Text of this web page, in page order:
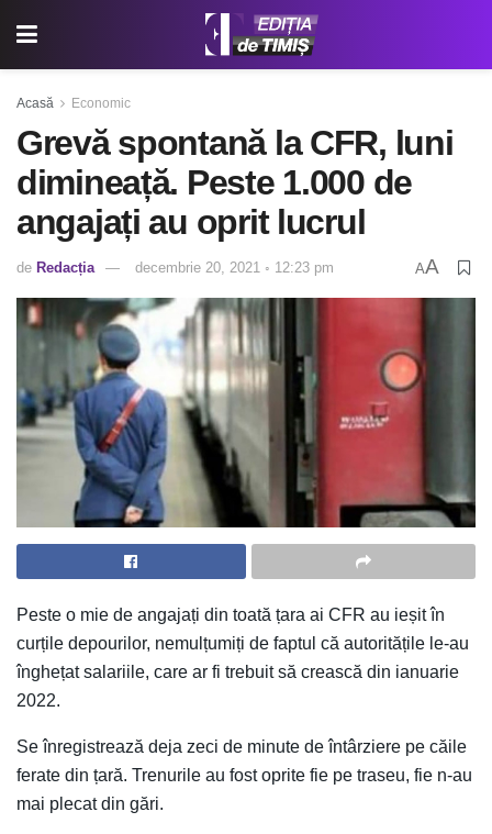
Acasă Economic
Grevă spontană la CFR, luni
dimineață. Peste 1.000 de
angajați au oprit lucrul
de Redacția decembrie 20, 2021 ◦ 12:23 pm AA
Peste o mie de angajați din toată țara ai CFR au ieșit în
curțile depourilor, nemulțumiți de faptul că autoritățile le-au
înghețat salariile, care ar fi trebuit să crească din ianuarie
2022.
Se înregistrează deja zeci de minute de întârziere pe căile
ferate din țară. Trenurile au fost oprite fie pe traseu, fie n-au
mai plecat din gări.